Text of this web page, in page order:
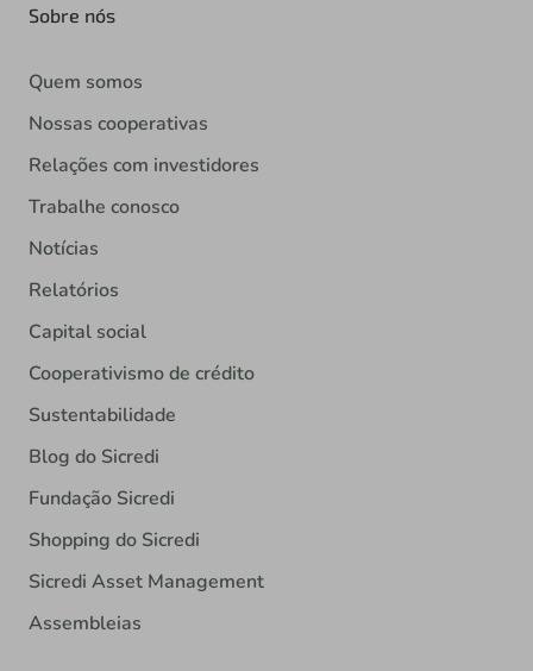
Sobre nós
Quem somos
Nossas cooperativas
Relações com investidores
Trabalhe conosco
Notícias
Relatórios
Capital social
Cooperativismo de crédito
Sustentabilidade
Blog do Sicredi
Fundação Sicredi
Shopping do Sicredi
Sicredi Asset Management
Assembleias